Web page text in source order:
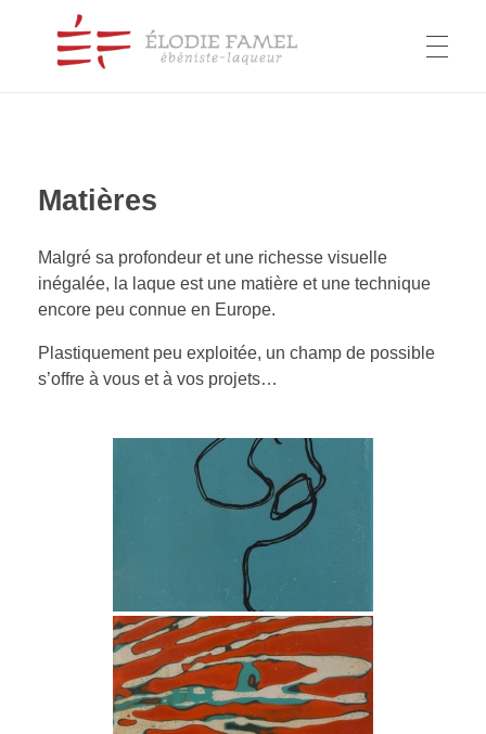
Motifs
Histoire(s)
Matières
Objets
CONTACT
Matières
Malgré sa profondeur et une richesse visuelle
inégalée, la laque est une matière et une technique
encore peu connue en Europe.
Plastiquement peu exploitée, un champ de possible
s’offre à vous et à vos projets…